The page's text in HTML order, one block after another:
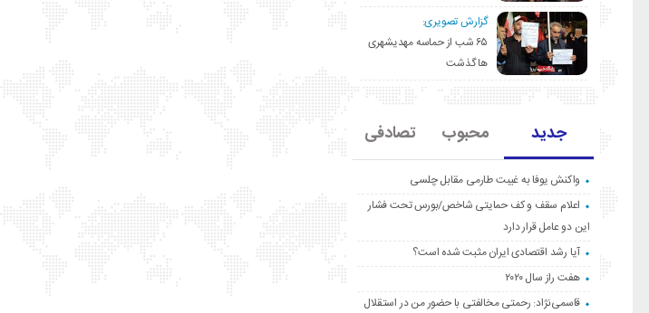
گزارش تصویری:
۶۵ شب از حماسه مهدیشهری
ها گذشت
جدید محبوب تصادفی
واکنش یوفا به غیبت طارمی مقابل چلسی
اعلام سقف و کف حمایتی شاخص/بورس تحت فشار
این دو عامل قرار دارد
آیا رشد اقتصادی ایران مثبت شده است؟
هفت راز سال ۲۰۲۰
قاسمی‌نژاد: رحمتی مخالفتی با حضور من در استقلال